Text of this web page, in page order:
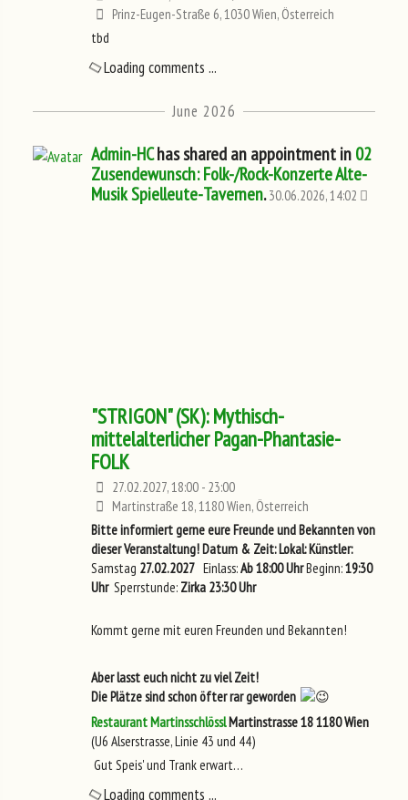
Prinz-Eugen-Straße 6, 1030 Wien, Österreich
tbd
Loading comments ...
June 2026
Admin-HChas shared an appointment in02
Zusendewunsch: Folk-/Rock-Konzerte Alte-
Musik Spielleute-Tavernen.30.06.2026, 14:02
"STRIGON" (SK): Mythisch-
mittelalterlicher Pagan-Phantasie-
FOLK
27.02.2027, 18:00 - 23:00
Martinstraße 18, 1180 Wien, Österreich
Bitte informiert gerne eure Freunde und Bekannten von
dieser Veranstaltung!Datum & Zeit:Lokal:Künstler:
Samstag 27.02.2027 Einlass:Ab 18:00 UhrBeginn:19:30
UhrSperrstunde: Zirka 23:30 Uhr
Kommt gerne mit euren Freunden und Bekannten!
Aber lasst euch nicht zu viel Zeit!
Die Plätze sind schon öfter rar geworden
Restaurant MartinsschlösslMartinstrasse 181180 Wien
(U6 Alserstrasse, Linie 43 und 44)
Gut Speis' und Trank erwart…
Loading comments ...